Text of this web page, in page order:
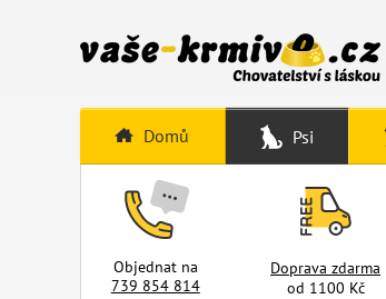
Domů Psi
Objednat na
739 854 814
Doprava zdarma
od 1100 Kč